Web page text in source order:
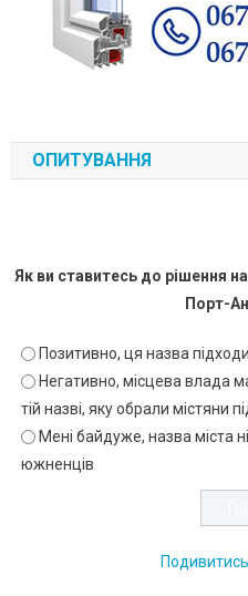
ОПИТУВАННЯ
Як ви ставитесь до рішення
Порт-
Позитивно, ця назва
Негативно, місцева влада
тій назві, яку обрали містяни
Мені байдуже, назва міста
южненців